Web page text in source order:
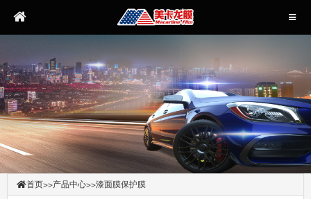
首页>>产品中心>>漆面膜保护膜